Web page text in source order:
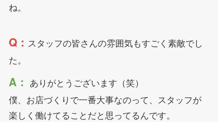
ね。
Q： スタッフの皆さんの雰囲気もすごく素敵でし
た。
A： ありがとうございます（笑）
僕、お店づくりで一番大事なのって、スタッフが
楽しく働けてることだと思ってるんです。